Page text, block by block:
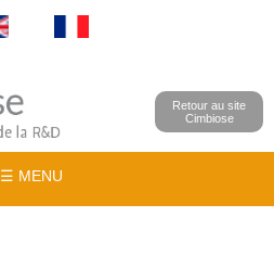
Retour au site
Cimbiose
☰ MENU